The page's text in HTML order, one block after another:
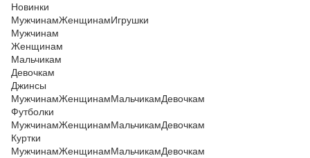
Новинки
МужчинамЖенщинамИгрушки
Мужчинам
Женщинам
Мальчикам
Девочкам
Джинсы
МужчинамЖенщинамМальчикамДевочкам
Футболки
МужчинамЖенщинамМальчикамДевочкам
Куртки
МужчинамЖенщинамМальчикамДевочкам